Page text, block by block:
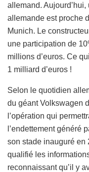
allemand.
allemande est proche
Munich. Le
une participation de
millions d’euros. Ce
1 milliard d’euros !
Selon le quotidien
du géant Volkswagen
l’opération qui
l’endettement généré
son stade inauguré en
qualifié les
reconnaissant qu’il y